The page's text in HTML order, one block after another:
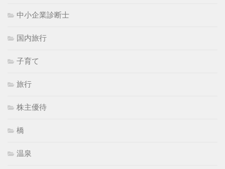
中小企業診断士
国内旅行
子育て
旅行
株主優待
橋
温泉